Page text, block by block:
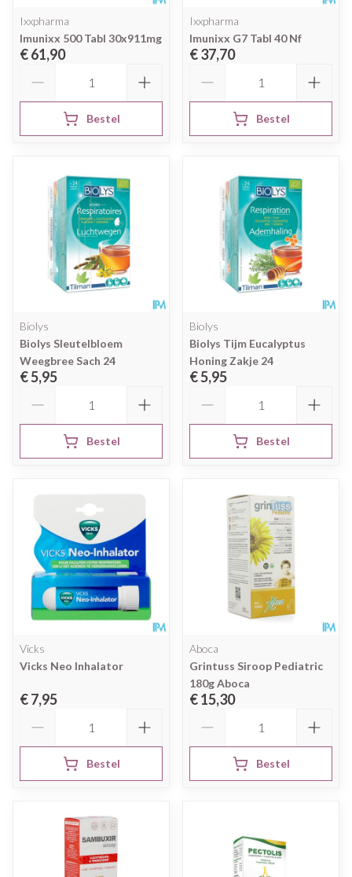
Ixxpharma
Imunixx 500 Tabl 30x911mg
€ 61,90
Bestel
Ixxpharma
Imunixx G7 Tabl 40 Nf
€ 37,70
Bestel
Biolys
Biolys Sleutelbloem
Weegbree Sach 24
€ 5,95
Bestel
Biolys
Biolys Tijm Eucalyptus
Honing Zakje 24
€ 5,95
Bestel
Vicks
Vicks Neo Inhalator
€ 7,95
Bestel
Aboca
Grintuss Siroop Pediatric
180g Aboca
€ 15,30
Bestel